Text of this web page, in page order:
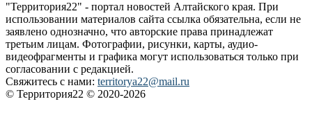
"Территория22" - портал новостей Алтайского края. При
использовании материалов сайта ссылка обязательна, если не
заявлено однозначно, что авторские права принадлежат
третьим лицам. Фотографии, рисунки, карты, аудио-
видеофрагменты и графика могут использоваться только при
согласовании с редакцией.
Свяжитесь с нами: territorya22@mail.ru
© Территория22 © 2020-2026